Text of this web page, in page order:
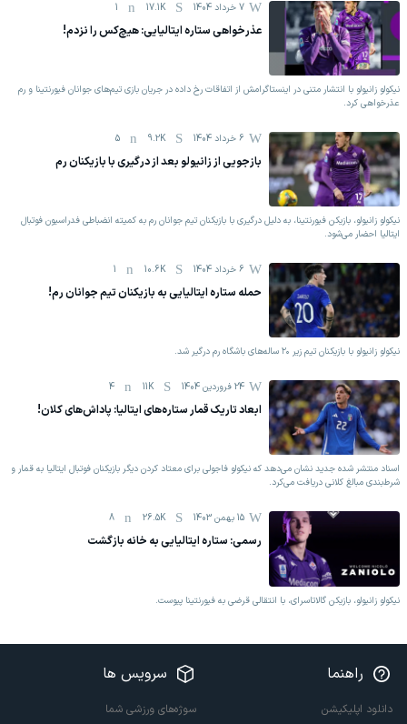
7 خرداد 1404 17.1K
1
عذرخواهی ستاره ایتالیایی: هیچ‌کس را نزدم!
نیکولو زانیولو با انتشار متنی در اینستاگرامش از اتفاقات رخ داده در جریان بازی تیم‌های جوانان فیورنتینا و رم
عذرخواهی کرد.
6 خرداد 1404 9.2K
5
بازجویی از زانیولو بعد از درگیری با بازیکنان رم
نیکولو زانیولو، بازیکن فیورنتینا، به دلیل درگیری با بازیکنان تیم جوانان رم به کمیته انضباطی فدراسیون فوتبال
ایتالیا احضار می‌شود.
6 خرداد 1404 10.6K
1
حمله ستاره ایتالیایی به بازیکنان تیم جوانان رم!
نیکولو زانیولو با بازیکنان تیم زیر ۲۰ ساله‌های باشگاه رم درگیر شد.
24 فروردين 1404 11K
4
ابعاد تاریک قمار ستاره‌های ایتالیا: پاداش‌های کلان!
اسناد منتشر شده جدید نشان می‌دهد که نیکولو فاجولی برای معتاد کردن دیگر بازیکنان فوتبال ایتالیا به قمار و
شرط‌بندی مبالغ کلانی دریافت می‌کرد.
15 بهمن 1403 26.5K
8
رسمی: ستاره ایتالیایی به خانه بازگشت
نیکولو زانیولو، بازیکن گالاتاسرای، با انتقالی قرضی به فیورنتینا پیوست.
راهنما
دانلود اپلیکیشن
سرویس ها
سوژه‌های ورزشی شما